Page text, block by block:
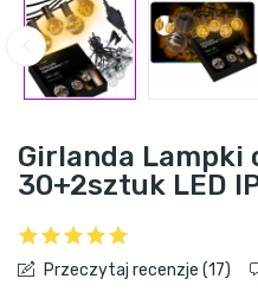
Girlanda Lampki
30+2sztuk LED
Przeczytaj recenzje (17)